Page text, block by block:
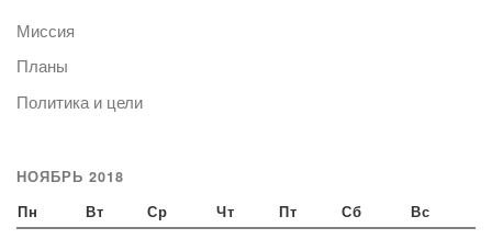
Миссия
Планы
Политика и цели
НОЯБРЬ 2018
Пн Вт Ср Чт Пт Сб Вс